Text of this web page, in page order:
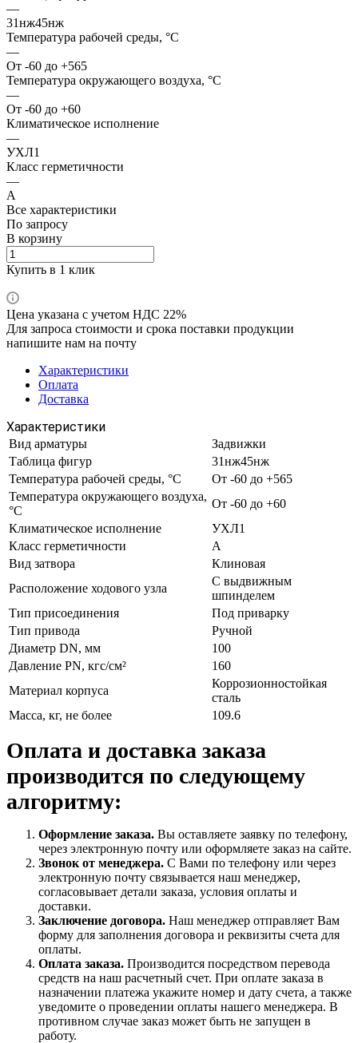
—
31нж45нж
Температура рабочей среды, °С
—
От -60 до +565
Температура окружающего воздуха, °С
—
От -60 до +60
Климатическое исполнение
—
УХЛ1
Класс герметичности
—
А
Все характеристики
По запросу
В корзину
Купить в 1 клик
Цена указана с учетом НДС 22%
Для запроса стоимости и срока поставки продукции
напишите нам на почту
Характеристики
Оплата
Доставка
Характеристики
Вид арматуры
Задвижки
Таблица фигур
31нж45нж
Температура рабочей среды, °С
От -60 до +565
Температура окружающего воздуха,
°С
От -60 до +60
Климатическое исполнение
УХЛ1
Класс герметичности
А
Вид затвора
Клиновая
Расположение ходового узла
С выдвижным
шпинделем
Тип присоединения
Под приварку
Тип привода
Ручной
Диаметр DN, мм
100
Давление PN, кгс/см²
160
Материал корпуса
Коррозионностойкая
сталь
Масса, кг, не более
109.6
Оплата и доставка заказа
производится по следующему
алгоритму:
Оформление заказа. Вы оставляете заявку по телефону,
через электронную почту или оформляете заказ на сайте.
Звонок от менеджера. С Вами по телефону или через
электронную почту связывается наш менеджер,
согласовывает детали заказа, условия оплаты и
доставки.
Заключение договора. Наш менеджер отправляет Вам
форму для заполнения договора и реквизиты счета для
оплаты.
Оплата заказа. Производится посредством перевода
средств на наш расчетный счет. При оплате заказа в
назначении платежа укажите номер и дату счета, а также
уведомите о проведении оплаты нашего менеджера. В
противном случае заказ может быть не запущен в
работу.